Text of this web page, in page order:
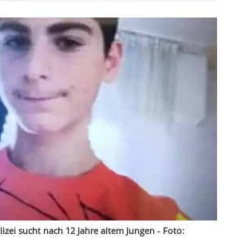
sucht nach 12 Jahre altem Jungen - Foto: